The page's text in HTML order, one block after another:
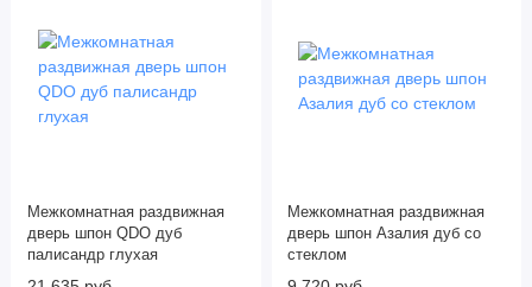
Межкомнатная раздвижная
дверь шпон QDO дуб
палисандр глухая
Межкомнатная раздвижная
дверь шпон Азалия дуб со
стеклом